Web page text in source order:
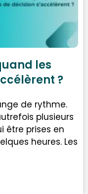
les
?
de rythme.
plusieurs
être prises en
heures. Les